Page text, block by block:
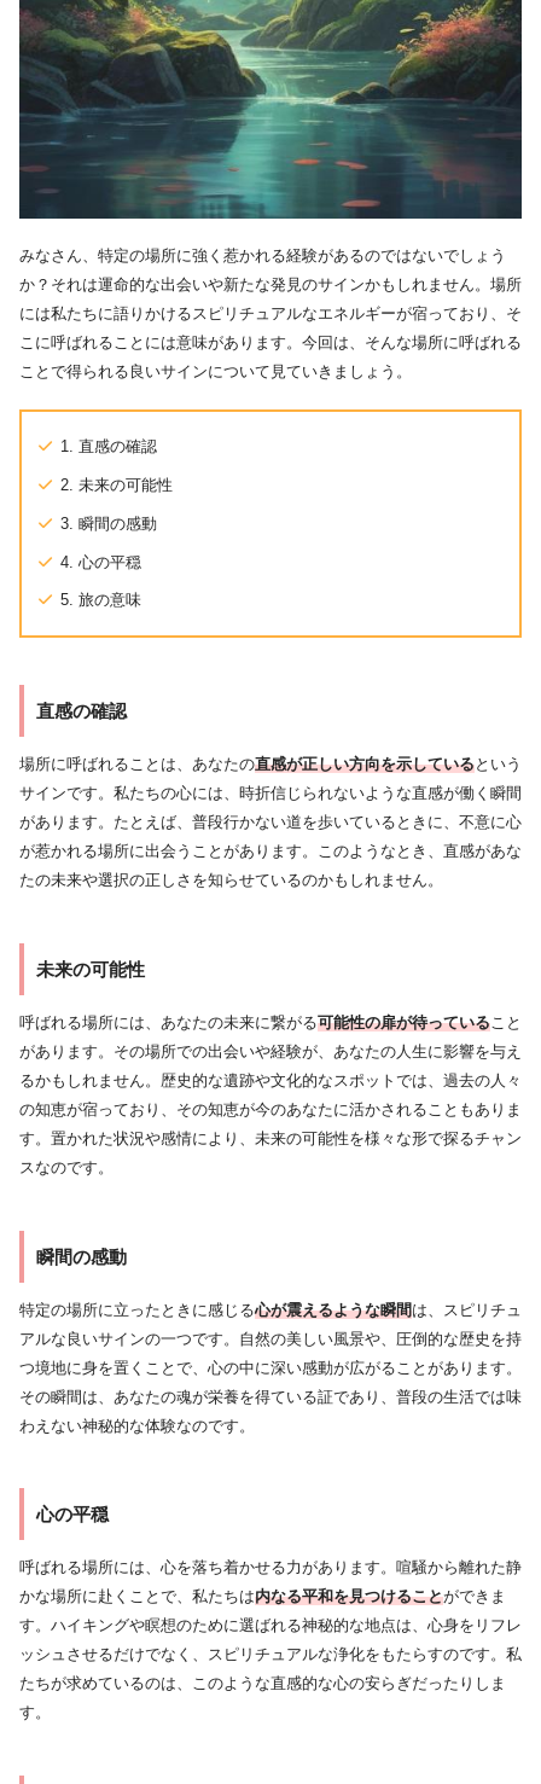
みなさん、特定の場所に強く惹かれる経験があるのではないでしょう
か？それは運命的な出会いや新たな発見のサインかもしれません。場所
には私たちに語りかけるスピリチュアルなエネルギーが宿っており、そ
こに呼ばれることには意味があります。今回は、そんな場所に呼ばれる
ことで得られる良いサインについて見ていきましょう。
1. 直感の確認
2. 未来の可能性
3. 瞬間の感動
4. 心の平穏
5. 旅の意味
直感の確認
場所に呼ばれることは、あなたの直感が正しい方向を示しているという
サインです。私たちの心には、時折信じられないような直感が働く瞬間
があります。たとえば、普段行かない道を歩いているときに、不意に心
が惹かれる場所に出会うことがあります。このようなとき、直感があな
たの未来や選択の正しさを知らせているのかもしれません。
未来の可能性
呼ばれる場所には、あなたの未来に繋がる可能性の扉が待っている こと
があります。その場所での出会いや経験が、あなたの人生に影響を与え
るかもしれません。歴史的な遺跡や文化的なスポットでは、過去の人々
の知恵が宿っており、その知恵が今のあなたに活かされることもありま
す。置かれた状況や感情により、未来の可能性を様々な形で探るチャン
スなのです。
瞬間の感動
特定の場所に立ったときに感じる心が震えるような瞬間は、スピリチュ
アルな良いサインの一つです。自然の美しい風景や、圧倒的な歴史を持
つ境地に身を置くことで、心の中に深い感動が広がることがあります。
その瞬間は、あなたの魂が栄養を得ている証であり、普段の生活では味
わえない神秘的な体験なのです。
心の平穏
呼ばれる場所には、心を落ち着かせる力があります。喧騒から離れた静
かな場所に赴くことで、私たちは内なる平和を見つけることができま
す。ハイキングや瞑想のために選ばれる神秘的な地点は、心身をリフレ
ッシュさせるだけでなく、スピリチュアルな浄化をもたらすのです。私
たちが求めているのは、このような直感的な心の安らぎだったりしま
す。